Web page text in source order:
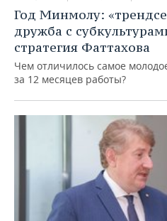
Год Минмолу:
дружба с
стратегия Фаттахова
Чем отличилось самое
за 12 месяцев работы?